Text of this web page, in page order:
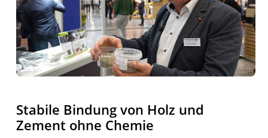
Stabile Bindung von Holz und
Zement ohne Chemie